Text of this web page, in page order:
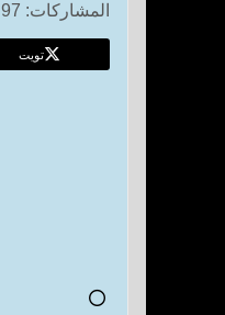
المشاركات: 97
تويت